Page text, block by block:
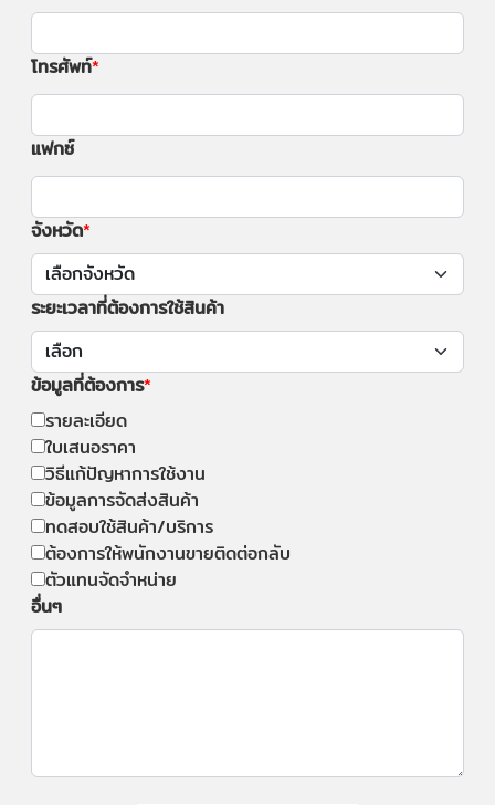
โทรศัพท์
แฟกซ์
จังหวัด
ระยะเวลาที่ต้องการใช้สินค้า
ข้อมูลที่ต้องการ
รายละเอียด
ใบเสนอราคา
วิธีแก้ปัญหาการใช้งาน
ข้อมูลการจัดส่งสินค้า
ทดสอบใช้สินค้า/บริการ
ต้องการให้พนักงานขายติดต่อกลับ
ตัวแทนจัดจำหน่าย
อื่นๆ